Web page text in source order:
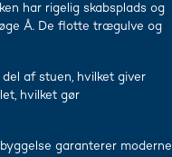
har rigelig skabsplads og
Å. De flotte trægulve og
af stuen, hvilket giver
hvilket gør
garanterer moderne